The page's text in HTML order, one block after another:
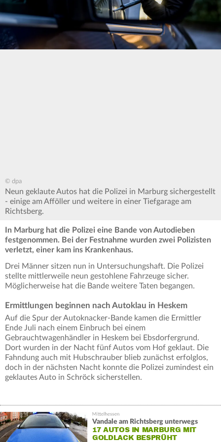
© dpa
Neun geklaute Autos hat die Polizei in Marburg sichergestellt
- einige am Afföller und weitere in einer Tiefgarage am
Richtsberg.
In Marburg hat die Polizei eine Bande von Autodieben
festgenommen. Bei der Festnahme wurden zwei Polizisten
verletzt, einer kam ins Krankenhaus.
Drei Männer sitzen nun in Untersuchungshaft. Die Polizei
stellte mittlerweile neun gestohlene Fahrzeuge sicher.
Möglicherweise hat die Bande weitere Taten begangen.
Ermittlungen beginnen nach Autoklau in Heskem
Auf die Spur der Autoknacker-Bande kamen die Ermittler
Ende Juli nach einem Einbruch bei einem
Gebrauchtwagenhändler in Heskem bei Ebsdorfergrund.
Dort wurden in der Nacht fünf Autos vom Hof geklaut. Die
Fahndung auch mit Hubschrauber blieb zunächst erfolglos,
doch in der nächsten Nacht konnte die Polizei zumindest ein
geklautes Auto in Schröck sicherstellen.
Vandale am Richtsberg unterwegs
17 AUTOS IN MARBURG MIT
GOLDLACK BESPRÜHT